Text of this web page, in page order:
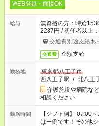
WEB登録・面接OK
給与
無資格の方：時給
2287円 / 初任者以上
交通費別途支給あ
交通費 全額支給
勤務地
東京都八王子市
西八王子駅 / 北八王
介護施設や病院な
相談ください
勤務時間
【シフト例】 07:00～
は一例です！その他